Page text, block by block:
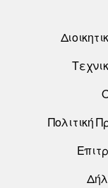
Πολιτική